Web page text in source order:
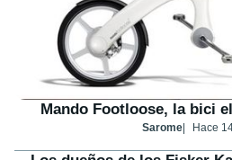
Mando Footloose, la bici
Sarome Hace